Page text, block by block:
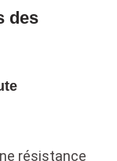
des
résistance